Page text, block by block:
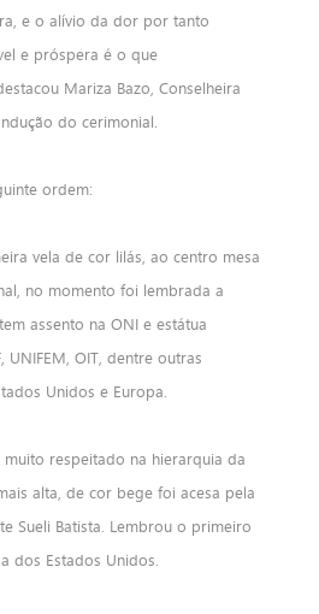
e o alívio da dor por tanto
e próspera é o que
Mariza Bazo, Conselheira
do cerimonial.
ordem:
vela de cor lilás, ao centro mesa
no momento foi lembrada a
assento na ONI e estátua
UNIFEM, OIT, dentre outras
Unidos e Europa.
respeitado na hierarquia da
alta, de cor bege foi acesa pela
Sueli Batista. Lembrou o primeiro
dos Estados Unidos.